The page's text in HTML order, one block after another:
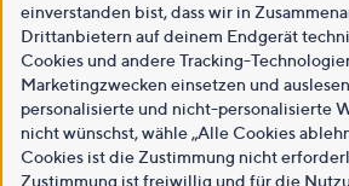
einverstanden bist, dass wir in
Drittanbietern auf deinem Endgerät
Cookies und andere Tracking-
Marketingzwecken einsetzen und
personalisierte und nicht-personalisierte
nicht wünschst, wähle „Alle Cookies
Cookies ist die Zustimmung nicht
Zustimmung ist freiwillig und für die